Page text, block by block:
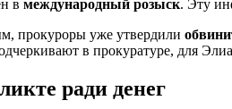
в международный розыск. Эту
прокуроры уже утвердили
в прокуратуре, для
ради денег